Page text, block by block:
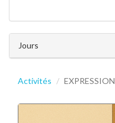
Jours
Activités EXPRESSION